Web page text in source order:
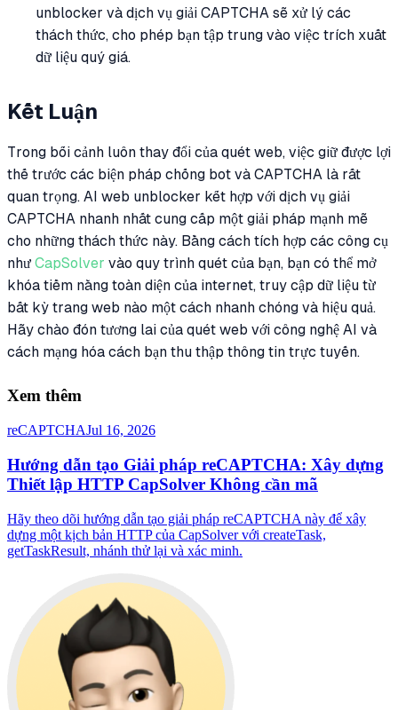
unblocker và dịch vụ giải CAPTCHA sẽ xử lý các
thách thức, cho phép bạn tập trung vào việc trích xuất
dữ liệu quý giá.
Kết Luận
Trong bối cảnh luôn thay đổi của quét web, việc giữ được lợi
thế trước các biện pháp chống bot và CAPTCHA là rất
quan trọng. AI web unblocker kết hợp với dịch vụ giải
CAPTCHA nhanh nhất cung cấp một giải pháp mạnh mẽ
cho những thách thức này. Bằng cách tích hợp các công cụ
như CapSolver vào quy trình quét của bạn, bạn có thể mở
khóa tiềm năng toàn diện của internet, truy cập dữ liệu từ
bất kỳ trang web nào một cách nhanh chóng và hiệu quả.
Hãy chào đón tương lai của quét web với công nghệ AI và
cách mạng hóa cách bạn thu thập thông tin trực tuyến.
Xem thêm
reCAPTCHAJul 16, 2026
Hướng dẫn tạo Giải pháp reCAPTCHA: Xây dựng
Thiết lập HTTP CapSolver Không cần mã
Hãy theo dõi hướng dẫn tạo giải pháp reCAPTCHA này để xây
dựng một kịch bản HTTP của CapSolver với createTask,
getTaskResult, nhánh thử lại và xác minh.